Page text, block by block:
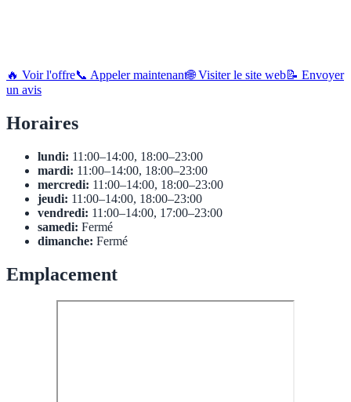
🔥 Voir l'offre📞 Appeler maintenant🌐 Visiter le site web📝 Envoyer
un avis
Horaires
lundi: 11:00–14:00, 18:00–23:00
mardi: 11:00–14:00, 18:00–23:00
mercredi: 11:00–14:00, 18:00–23:00
jeudi: 11:00–14:00, 18:00–23:00
vendredi: 11:00–14:00, 17:00–23:00
samedi: Fermé
dimanche: Fermé
Emplacement